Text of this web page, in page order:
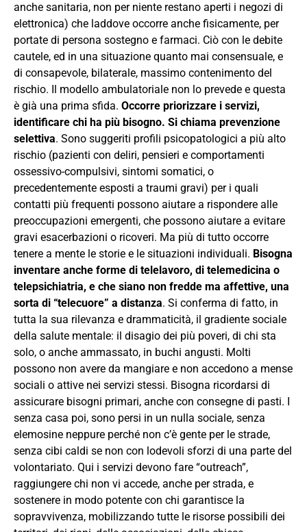
anche sanitaria, non per niente restano aperti i negozi di
elettronica) che laddove occorre anche fisicamente, per
portate di persona sostegno e farmaci. Ciò con le debite
cautele, ed in una situazione quanto mai consensuale, e
di consapevole, bilaterale, massimo contenimento del
rischio. Il modello ambulatoriale non lo prevede e questa
è già una prima sfida. Occorre priorizzare i servizi,
identificare chi ha più bisogno. Si chiama prevenzione
selettiva. Sono suggeriti profili psicopatologici a più alto
rischio (pazienti con deliri, pensieri e comportamenti
ossessivo-compulsivi, sintomi somatici, o
precedentemente esposti a traumi gravi) per i quali
contatti più frequenti possono aiutare a rispondere alle
preoccupazioni emergenti, che possono aiutare a evitare
gravi esacerbazioni o ricoveri. Ma più di tutto occorre
tenere a mente le storie e le situazioni individuali. Bisogna
inventare anche forme di telelavoro, di telemedicina o
telepsichiatria, e che siano non fredde ma affettive, una
sorta di “telecuore” a distanza. Si conferma di fatto, in
tutta la sua rilevanza e drammaticità, il gradiente sociale
della salute mentale: il disagio dei più poveri, di chi sta
solo, o anche ammassato, in buchi angusti. Molti
possono non avere da mangiare e non accedono a mense
sociali o attive nei servizi stessi. Bisogna ricordarsi di
assicurare bisogni primari, anche con consegne di pasti. I
senza casa poi, sono persi in un nulla sociale, senza
elemosine neppure perché non c’è gente per le strade,
senza cibi caldi se non con lodevoli sforzi di una parte del
volontariato. Qui i servizi devono fare “outreach”,
raggiungere chi non vi accede, anche per strada, e
sostenere in modo potente con chi garantisce la
sopravvivenza, mobilizzando tutte le risorse possibili dei